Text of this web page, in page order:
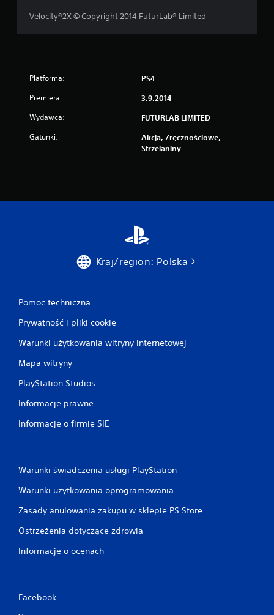
Velocity®2X © Copyright 2014 FuturLab® Limited
Platforma: PS4
Premiera: 3.9.2014
Wydawca: FUTURLAB LIMITED
Gatunki:
Akcja, Zręcznościowe,
Strzelaniny
Kraj/region: Polska
Pomoc techniczna
Prywatność i pliki cookie
Warunki użytkowania witryny internetowej
Mapa witryny
PlayStation Studios
Informacje prawne
Informacje o firmie SIE
Warunki świadczenia usługi PlayStation
Warunki użytkowania oprogramowania
Zasady anulowania zakupu w sklepie PS Store
Ostrzeżenia dotyczące zdrowia
Informacje o ocenach
Facebook